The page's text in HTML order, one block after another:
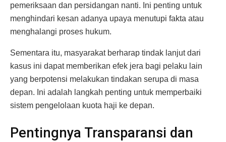
pemeriksaan dan persidangan nanti. Ini penting untuk
menghindari kesan adanya upaya menutupi fakta atau
menghalangi proses hukum.
Sementara itu, masyarakat berharap tindak lanjut dari
kasus ini dapat memberikan efek jera bagi pelaku lain
yang berpotensi melakukan tindakan serupa di masa
depan. Ini adalah langkah penting untuk memperbaiki
sistem pengelolaan kuota haji ke depan.
Pentingnya Transparansi dan